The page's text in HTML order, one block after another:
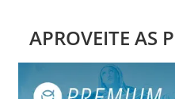
APROVEITE AS